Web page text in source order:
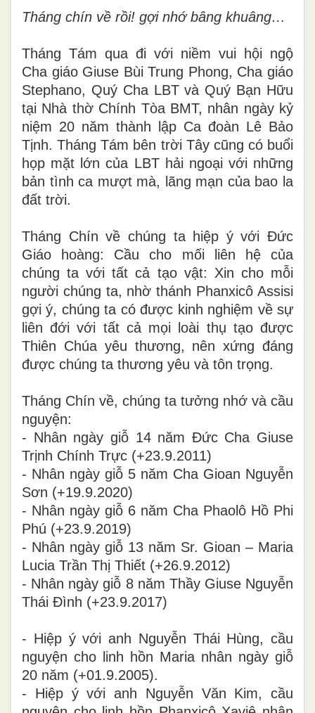
Tháng chín về rồi! gợi nhớ bâng khuâng…
Tháng Tám qua đi với niềm vui hội ngộ
Cha giáo Giuse Bùi Trung Phong, Cha giáo
Stephano, Quý Cha LBT và Quý Bạn Hữu
tại Nhà thờ Chính Tòa BMT, nhân ngày kỷ
niệm 20 năm thành lập Ca đoàn Lê Bảo
Tịnh. Tháng Tám bên trời Tây cũng có buổi
họp mặt lớn của LBT hải ngoại với những
bản tình ca mượt mà, lãng mạn của bao la
đất trời.
Tháng Chín về chúng ta hiệp ý với Đức
Giáo hoàng: Cầu cho mối liên hệ của
chúng ta với tất cả tạo vật: Xin cho mỗi
người chúng ta, nhờ thánh Phanxicô Assisi
gợi ý, chúng ta có được kinh nghiệm về sự
liên đới với tất cả mọi loài thụ tạo được
Thiên Chúa yêu thương, nên xứng đáng
được chúng ta thương yêu và tôn trọng.
Tháng Chín về, chúng ta tưởng nhớ và cầu
nguyện:
- Nhân ngày giỗ 14 năm Đức Cha Giuse
Trịnh Chính Trực (+23.9.2011)
- Nhân ngày giỗ 5 năm Cha Gioan Nguyễn
Sơn (+19.9.2020)
- Nhân ngày giỗ 6 năm Cha Phaolô Hồ Phi
Phú (+23.9.2019)
- Nhân ngày giỗ 13 năm Sr. Gioan – Maria
Lucia Trần Thị Thiết (+26.9.2012)
- Nhân ngày giỗ 8 năm Thầy Giuse Nguyễn
Thái Đình (+23.9.2017)
- Hiệp ý với anh Nguyễn Thái Hùng, cầu
nguyện cho linh hồn Maria nhân ngày giỗ
20 năm (+01.9.2005).
- Hiệp ý với anh Nguyễn Văn Kim, cầu